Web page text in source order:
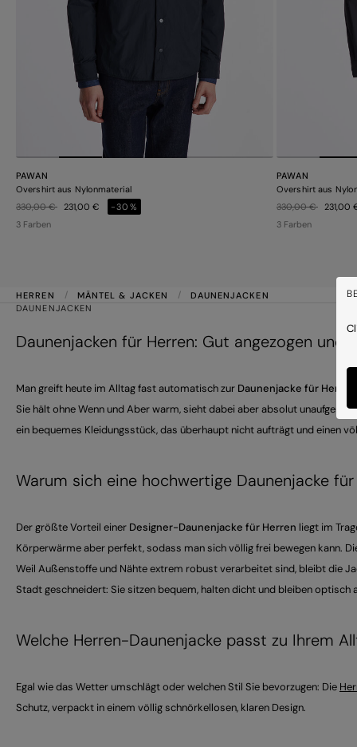
PAWAN
Overshirt aus Nylonmaterial
Preis reduziert von
330,00 €auf231,00 €
-30%
3 Farben
PAWAN
Overshirt aus
Preis reduziert von
330,00 €auf231,00
3 Farben
HERREN MÄNTEL & JACKEN
DAUNENJACKEN
DAUNENJACKEN
Daunenjacken für Herren: Gut angezogen
Man greift heute im Alltag fast automatisch zur Daunenjacke für Herren
Sie hält ohne Wenn und Aber warm, sieht dabei aber absolut
ein bequemes Kleidungsstück, das überhaupt nicht aufträgt und einen
Warum sich eine hochwertige Daunenjacke
Der größte Vorteil einer Designer-Daunenjacke für Herren liegt im
Körperwärme aber perfekt, sodass man sich völlig frei bewegen kann.
Weil Außenstoffe und Nähte extrem robust verarbeitet sind, bleibt die
Stadt geschneidert: Sie sitzen bequem, halten dicht und bleiben optisch
Welche Herren-Daunenjacke passt zu Ihrem
Egal wie das Wetter umschlägt oder welchen Stil Sie bevorzugen: Die
Schutz, verpackt in einem völlig schnörkellosen, klaren Design.